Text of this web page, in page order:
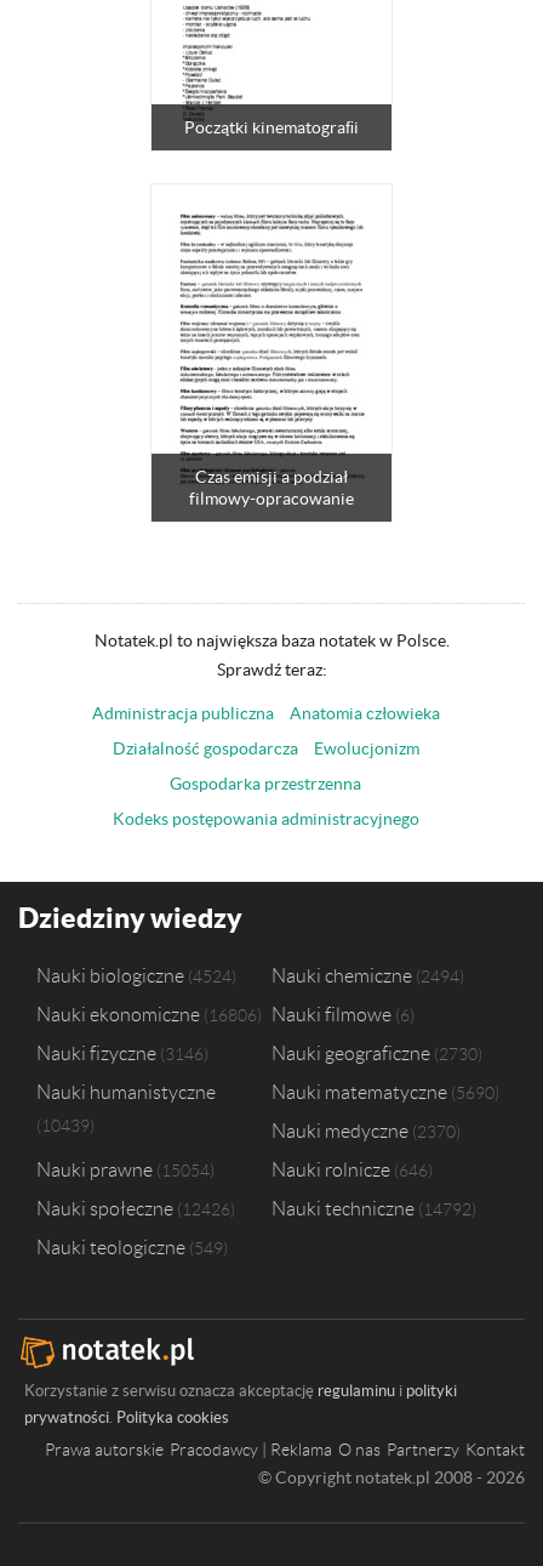
Początki kinematograﬁi
Czas emisji a podział
filmowy-opracowanie
Notatek.pl to największa baza notatek w Polsce.
Sprawdź teraz:
Administracja publiczna
Anatomia człowieka
Działalność gospodarcza
Ewolucjonizm
Gospodarka przestrzenna
Kodeks postępowania administracyjnego
Dziedziny wiedzy
Nauki biologiczne 4524 Nauki chemiczne 2494
Nauki ekonomiczne 16806 Nauki filmowe 6
Nauki fizyczne 3146 Nauki geograficzne 2730
Nauki humanistyczne
10439
Nauki matematyczne 5690
Nauki medyczne 2370
Nauki prawne 15054 Nauki rolnicze 646
Nauki społeczne 12426 Nauki techniczne 14792
Nauki teologiczne 549
Korzystanie z serwisu oznacza akceptację regulaminu i polityki
prywatności. Polityka cookies
Prawa autorskie Pracodawcy | Reklama O nas Partnerzy Kontakt
© Copyright notatek.pl 2008 - 2026